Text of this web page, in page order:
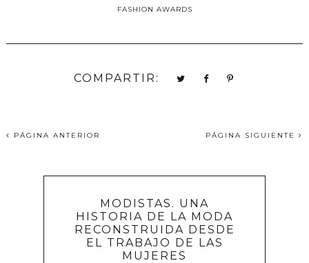
FASHION AWARDS
COMPARTIR:
PÁGINA ANTERIOR PÁGINA SIGUIENTE
MODISTAS. UNA
HISTORIA DE LA MODA
RECONSTRUIDA DESDE
EL TRABAJO DE LAS
MUJERES